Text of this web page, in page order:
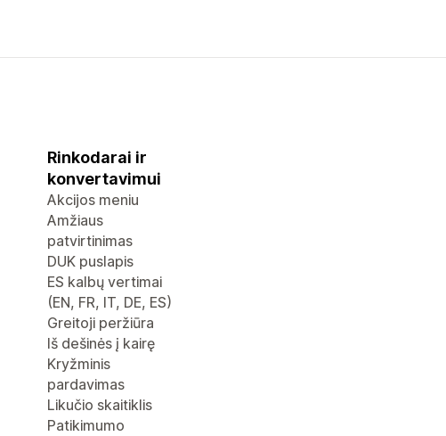
Rinkodarai ir
konvertavimui
Akcijos meniu
Amžiaus
patvirtinimas
DUK puslapis
ES kalbų vertimai
(EN, FR, IT, DE, ES)
Greitoji peržiūra
Iš dešinės į kairę
Kryžminis
pardavimas
Likučio skaitiklis
Patikimumo